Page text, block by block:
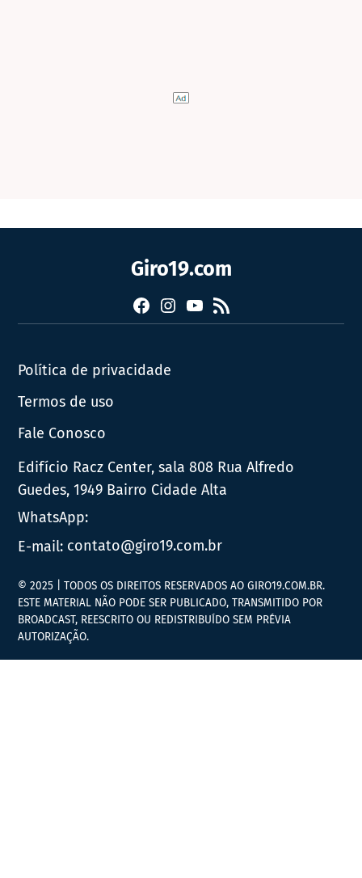
Giro19.com
FacebookInstagram
YouTube
RSS
Política de privacidade
Termos de uso
Fale Conosco
Edifício Racz Center, sala 808 Rua Alfredo
Guedes, 1949 Bairro Cidade Alta
WhatsApp:
E-mail: contato@giro19.com.br
© 2025 | TODOS OS DIREITOS RESERVADOS AO GIRO19.COM.BR.
ESTE MATERIAL NÃO PODE SER PUBLICADO, TRANSMITIDO POR
BROADCAST, REESCRITO OU REDISTRIBUÍDO SEM PRÉVIA
AUTORIZAÇÃO.